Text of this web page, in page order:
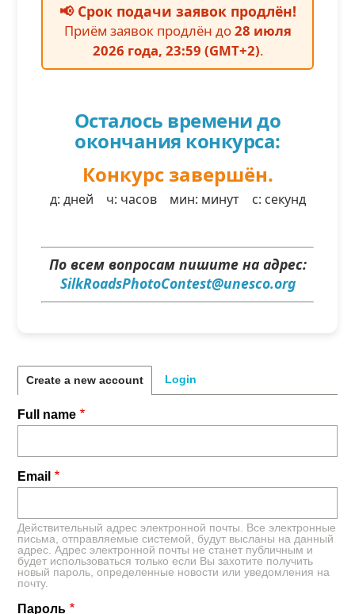
📢 Срок подачи заявок продлён!
Приём заявок продлён до28 июля
2026 года, 23:59 (GMT+2).
Осталось времени до
окончания конкурса:
Конкурс завершён.
д: дней ч: часов мин: минут с: секунд
По всем вопросам пишите на адрес:
SilkRoadsPhotoContest@unesco.org
Create a new account Login
Full name
Email
Действительный адрес электронной почты. Все электронные
письма, отправляемые системой, будут высланы на данный
адрес. Адрес электронной почты не станет публичным и
будет использоваться только если Вы захотите получить
новый пароль, определенные новости или уведомления на
почту.
Пароль